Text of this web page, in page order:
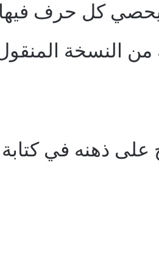
يحصي كل حرف فيها
من النسخة
على ذهنه في